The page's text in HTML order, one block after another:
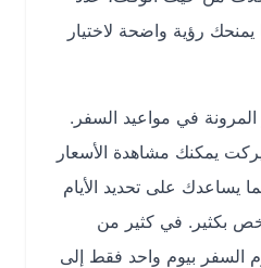
رؤية واضحة لاختيار
في مواعيد السفر.
مشاهدة الأسعار
على تحديد الأيام
في كثير من
بيوم واحد فقط إلى